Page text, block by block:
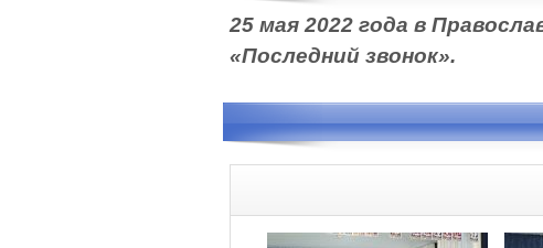
25 мая 2022 года в
«Последний звонок».